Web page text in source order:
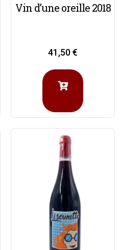
Vin d’une oreille 2018
41,50€